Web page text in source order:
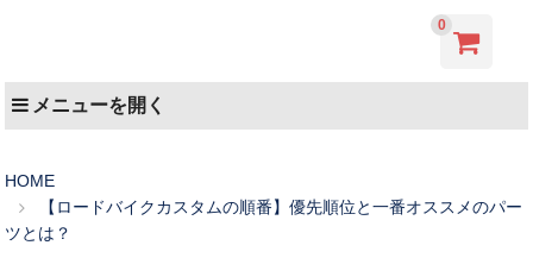
0
メニューを開く
HOME
【ロードバイクカスタムの順番】優先順位と一番オススメのパー
ツとは？